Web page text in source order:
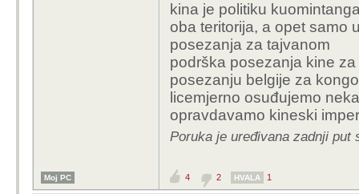
kina je politiku
oba teritorija, a opet samo
posezanja za tajvanom
podrška posezanja kine
posezanju belgije za
licemjerno osuđujemo
opravdavamo kineski
Poruka je uređivana zadnji put
Moj PC 4 2 HVALA 1